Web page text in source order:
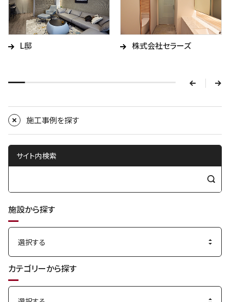
L邸 株式会社セラーズ
p
v
n
施工事例を探す
サイト内検索
検
施設から探す
カテゴリーから探す